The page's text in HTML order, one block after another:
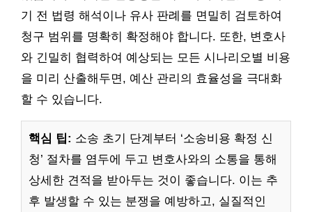
기 전 법령 해석이나 유사 판례를 면밀히 검토하여
청구 범위를 명확히 확정해야 합니다. 또한, 변호사
와 긴밀히 협력하여 예상되는 모든 시나리오별 비용
을 미리 산출해두면, 예산 관리의 효율성을 극대화
할 수 있습니다.
핵심 팁: 소송 초기 단계부터 ‘소송비용 확정 신
청’ 절차를 염두에 두고 변호사와의 소통을 통해
상세한 견적을 받아두는 것이 좋습니다. 이는 추
후 발생할 수 있는 분쟁을 예방하고, 실질적인